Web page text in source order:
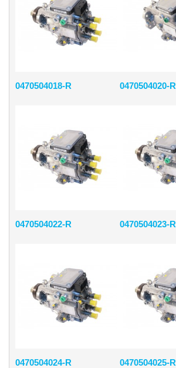
0470504018-R 0470504020-R
0470504022-R 0470504023-R
0470504024-R 0470504025-R